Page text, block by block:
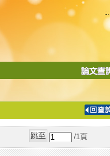
:::
導
/1 頁